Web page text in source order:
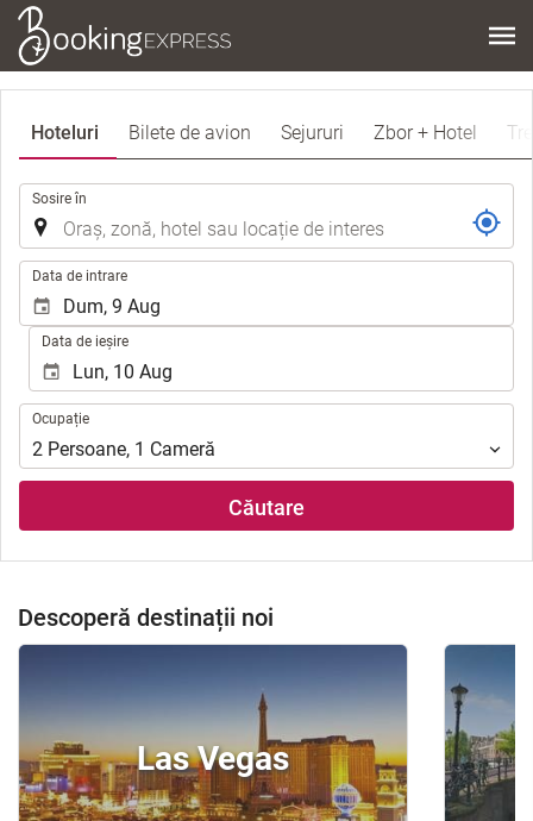
Hoteluri Bilete de avion Sejururi Zbor + Hotel
Sosire în
Data de intrare
Data de ieșire
Ocupație
Ocupație
2 Persoane, 1 Cameră
Căutare
Descoperă destinații noi
Las Vegas